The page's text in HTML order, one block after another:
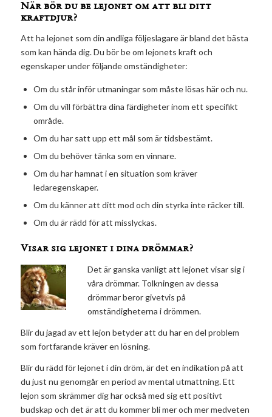
När bör du be lejonet om att bli ditt
kraftdjur?
Att ha lejonet som din andliga följeslagare är bland det bästa
som kan hända dig. Du bör be om lejonets kraft och
egenskaper under följande omständigheter:
Om du står inför utmaningar som måste lösas här och nu.
Om du vill förbättra dina färdigheter inom ett specifikt
område.
Om du har satt upp ett mål som är tidsbestämt.
Om du behöver tänka som en vinnare.
Om du har hamnat i en situation som kräver
ledaregenskaper.
Om du känner att ditt mod och din styrka inte räcker till.
Om du är rädd för att misslyckas.
Visar sig lejonet i dina drömmar?
Det är ganska vanligt att lejonet visar sig i
våra drömmar. Tolkningen av dessa
drömmar beror givetvis på
omständigheterna i drömmen.
Blir du jagad av ett lejon betyder att du har en del problem
som fortfarande kräver en lösning.
Blir du rädd för lejonet i din dröm, är det en indikation på att
du just nu genomgår en period av mental utmattning. Ett
lejon som skrämmer dig har också med sig ett positivt
budskap och det är att du kommer bli mer och mer medveten